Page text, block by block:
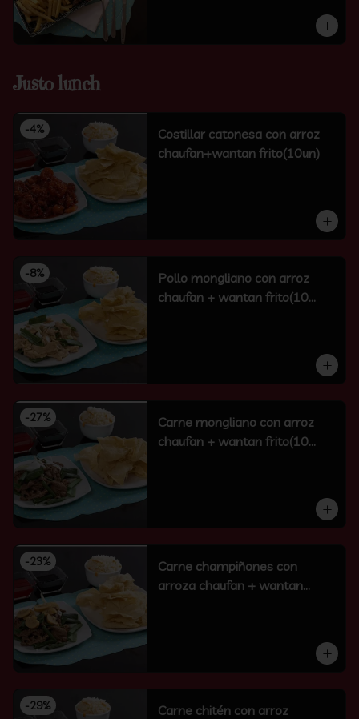
Justo lunch
-4%
Costillar catonesa con arroz
chaufan+wantan frito(10un)
-8%
Pollo mongliano con arroz
chaufan + wantan frito(10
-27%
Carne mongliano con arroz
chaufan + wantan frito(10
-23%
Carne champiñones con
arroza chaufan + wantan
-29%
Carne chitén con arroz